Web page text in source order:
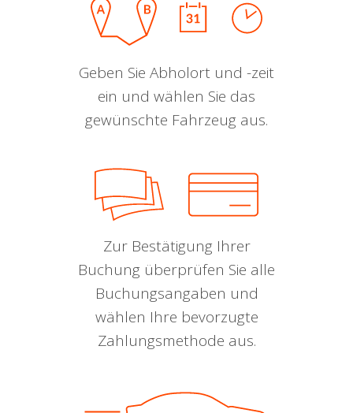
Geben Sie Abholort und -zeit
ein und wählen Sie das
gewünschte Fahrzeug aus.
Zur Bestätigung Ihrer
Buchung überprüfen Sie alle
Buchungsangaben und
wählen Ihre bevorzugte
Zahlungsmethode aus.